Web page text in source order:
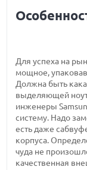
Для успеха на
мощное,
Должна быть
выделяющей
инженеры
систему. Надо
есть даже
корпуса.
чуда не
качественная